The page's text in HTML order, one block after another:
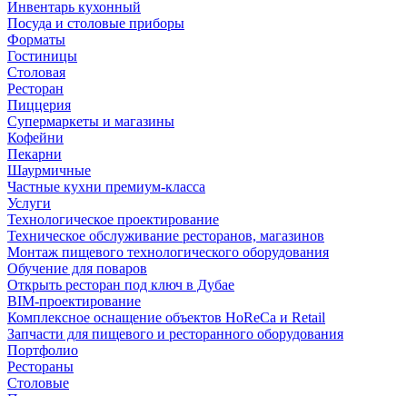
Инвентарь кухонный
Посуда и столовые приборы
Форматы
Гостиницы
Столовая
Ресторан
Пиццерия
Супермаркеты и магазины
Кофейни
Пекарни
Шаурмичные
Частные кухни премиум-класса
Услуги
Технологическое проектирование
Техническое обслуживание ресторанов, магазинов
Монтаж пищевого технологического оборудования
Обучение для поваров
Открыть ресторан под ключ в Дубае
BIM-проектирование
Комплексное оснащение объектов HoReCa и Retail
Запчасти для пищевого и ресторанного оборудования
Портфолио
Рестораны
Столовые